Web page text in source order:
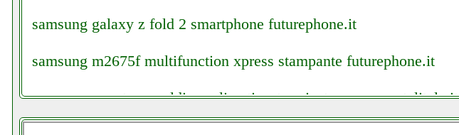
samsung galaxy z fold 2 smartphone futurephone.it
samsung m2675f multifunction xpress stampante futurephone.it
samsung quantum maldives climatizzatore instagram com telitaly.it